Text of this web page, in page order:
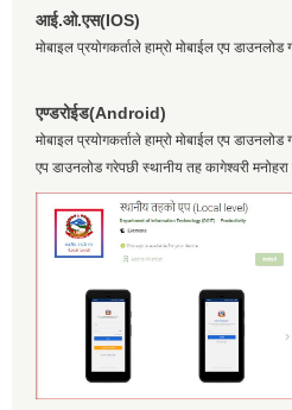
आई.ओ.एस(IOS)
मोबाइल प्रयोगकर्ताले हाम्रो मोबाईल एप डाउनलोड
एण्डरोईड(Android)
मोबाइल प्रयोगकर्ताले हाम्रो मोबाईल एप डाउनलोड
एप डाउनलोड गरेपछी स्थानीय तह कागेश्वरी मनोहरा